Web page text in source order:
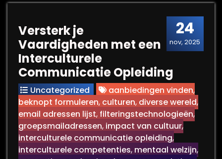
24
nov, 2025
Versterk je
Vaardigheden met een
Interculturele
Communicatie Opleiding
Uncategorized aanbiedingen vinden,
beknopt formuleren, culturen, diverse wereld,
email adressen lijst, filteringstechnologieën,
groepsmailadressen, impact van cultuur,
interculturele communicatie opleiding,
interculturele competenties, mentaal welzijn,